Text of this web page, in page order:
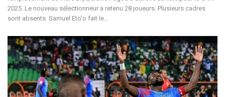
2025. Le nouveau sélectionneur a retenu 28 joueurs. Plusieurs cadres
sont absents. Samuel Eto'o fait le…